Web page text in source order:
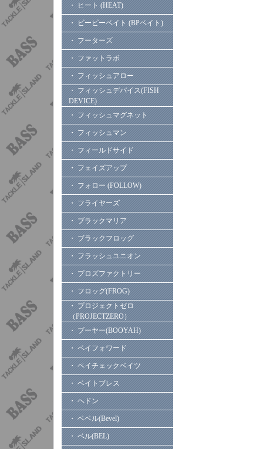
・ ヒート (HEAT)
・ ビーピーベイト (BPベイト)
・ フーターズ
・ ファットラボ
・ フィッシュアロー
・ フィッシュデバイス(FISH
DEVICE)
・ フィッシュマグネット
・ フィッシュマン
・ フィールドサイド
・ フェイズアップ
・ フォロー (FOLLOW)
・ フライヤーズ
・ ブラックマリア
・ ブラックフロッグ
・ フラッシュユニオン
・ プロズファクトリー
・ フロッグ(FROG)
・ プロジェクトゼロ
（PROJECTZERO）
・ ブーヤー(BOOYAH)
・ ペイフォワード
・ ペイチェックベイツ
・ ベイトブレス
・ ヘドン
・ ベベル(Bevel)
・ ベル(BEL)